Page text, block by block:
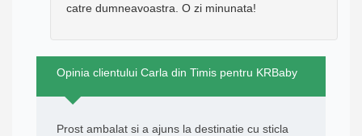
catre dumneavoastra. O zi minunata!
Opinia clientului Carla din Timis pentru KRBaby
Prost ambalat si a ajuns la destinatie cu sticla